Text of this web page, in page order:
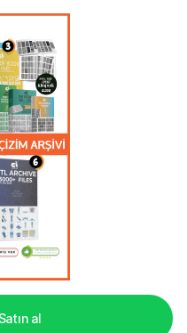
Satın al